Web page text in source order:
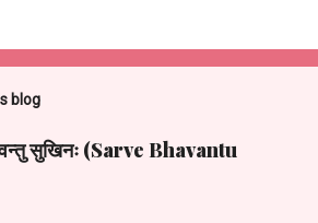
blog
सुखिनः (Sarve Bhavantu